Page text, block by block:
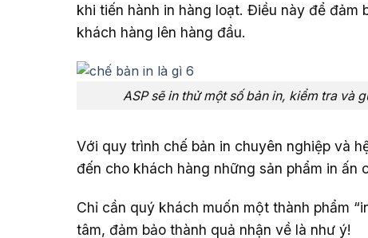
khi tiến hành in hàng loạt. Điều này để
khách hàng lên hàng đầu.
ASP sẽ in thử một số bản in, kiểm tra và
Với quy trình chế bản in chuyên nghiệp và
đến cho khách hàng những sản phẩm in
Chỉ cần quý khách muốn một thành phẩm
tâm, đảm bảo thành quả nhận về là như ý!